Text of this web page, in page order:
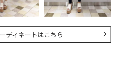
ディネートはこちら